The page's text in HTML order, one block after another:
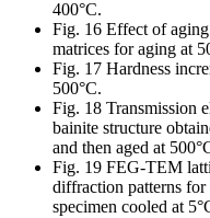
400°C.
Fig. 16 Effect of
matrices for aging at
Fig. 17 Hardness
500°C.
Fig. 18 Transmission
bainite structure
and then aged at
Fig. 19 FEG-TEM
diffraction patterns
specimen cooled at